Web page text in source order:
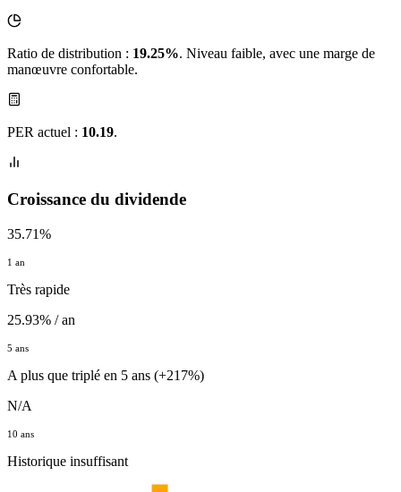
Ratio de distribution : 19.25%. Niveau faible, avec une marge de
manœuvre confortable.
PER actuel : 10.19.
Croissance du dividende
35.71%
1 an
Très rapide
25.93% / an
5 ans
A plus que triplé en 5 ans (+217%)
N/A
10 ans
Historique insuffisant